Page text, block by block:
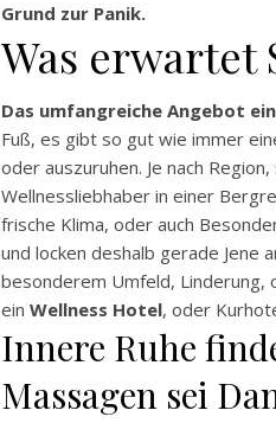
Grund zur Panik.
Was erwartet
Das umfangreiche Angebot
Fuß, es gibt so gut wie immer
oder auszuruhen. Je nach
Wellnessliebhaber in einer
frische Klima, oder auch
und locken deshalb gerade Jene
besonderem Umfeld, Linderung,
ein Wellness Hotel, oder
Innere Ruhe
Massagen sei